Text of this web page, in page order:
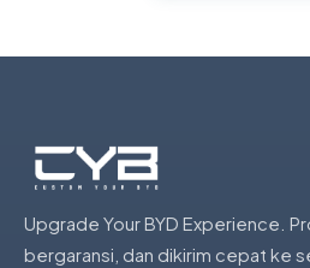
Upgrade Your BYD Experience.
bergaransi, dan dikirim cepat ke